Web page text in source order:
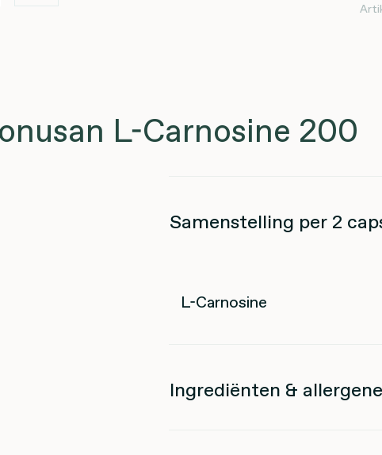
L-Carnosine 200
Samenstelling per 2
L-Carnosine
Ingrediënten &